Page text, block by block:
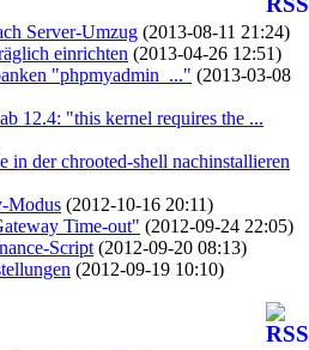
Server-Umzug (2013-08-11 21:24)
einrichten (2013-04-26 12:51)
"phpmyadmin_..." (2013-03-08
12.4: "this kernel requires the ...
in der chrooted-shell nachinstallieren
Modus (2012-10-16 20:11)
Time-out" (2012-09-24 22:05)
Script (2012-09-20 08:13)
(2012-09-19 10:10)